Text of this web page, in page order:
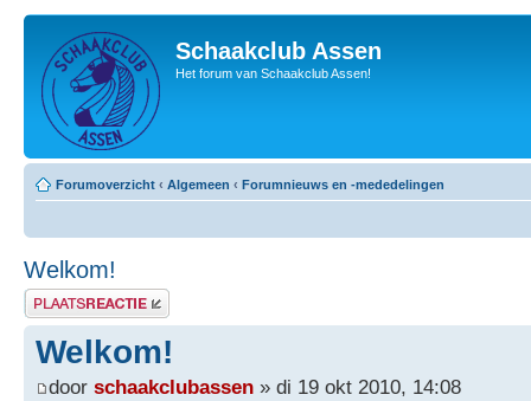
Schaakclub Assen
Het forum van Schaakclub Assen!
Forumoverzicht ‹ Algemeen ‹ Forumnieuws en -mededelingen
Welkom!
Plaats een reactie
Welkom!
door schaakclubassen » di 19 okt 2010, 14:08